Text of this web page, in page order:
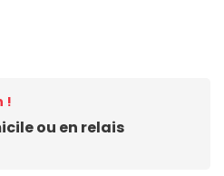
ou en relais
!